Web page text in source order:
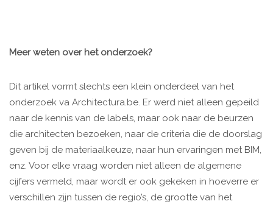
Meer weten over het onderzoek?
Dit artikel vormt slechts een klein onderdeel van het
onderzoek va Architectura.be. Er werd niet alleen gepeild
naar de kennis van de labels, maar ook naar de beurzen
die architecten bezoeken, naar de criteria die de doorslag
geven bij de materiaalkeuze, naar hun ervaringen met BIM,
enz. Voor elke vraag worden niet alleen de algemene
cijfers vermeld, maar wordt er ook gekeken in hoeverre er
verschillen zijn tussen de regio’s, de grootte van het